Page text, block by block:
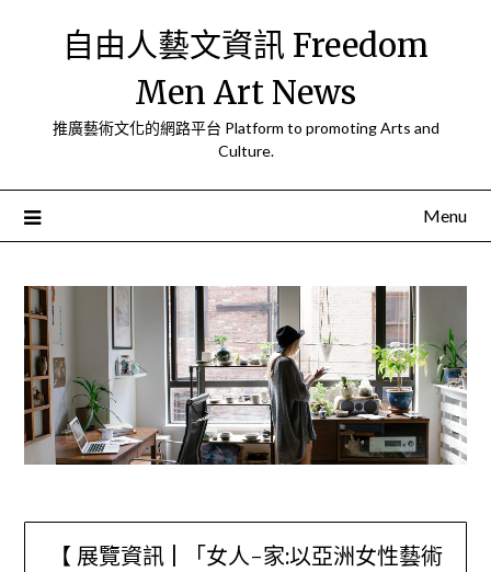
自由人藝文資訊 Freedom
Men Art News
推廣藝術文化的網路平台 Platform to promoting Arts and
Culture.
Menu
【 展覽資訊 | 「女人-家:以亞洲女性藝術